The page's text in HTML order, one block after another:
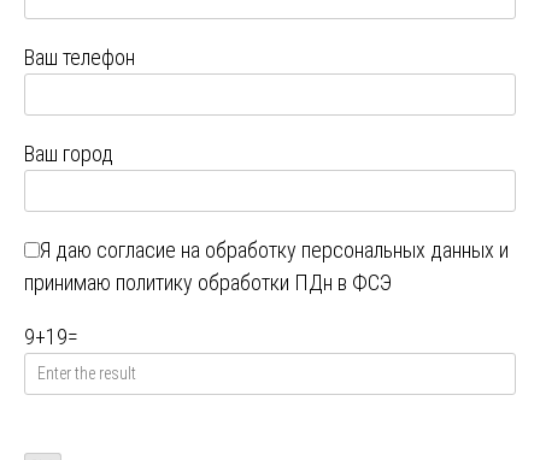
Ваш телефон
Ваш город
Я даю согласие на обработку персональных данных и
принимаю политику обработки ПДн в ФСЭ
9+19=